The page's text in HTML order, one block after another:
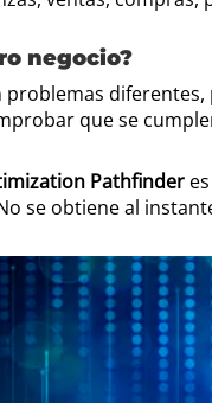
negocio?
que se
Pathfinder
se obtiene al